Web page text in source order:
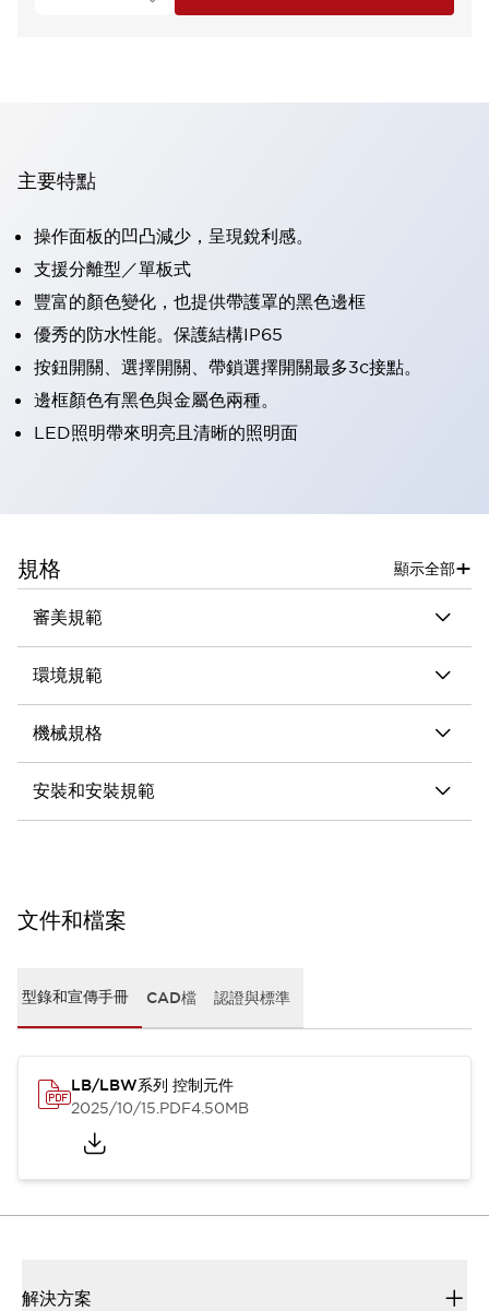
主要特點
操作面板的凹凸減少，呈現銳利感。
支援分離型／單板式
豐富的顏色變化，也提供帶護罩的黑色邊框
優秀的防水性能。保護結構IP65
按鈕開關、選擇開關、帶鎖選擇開關最多3c接點。
邊框顏色有黑色與金屬色兩種。
LED照明帶來明亮且清晰的照明面
規格 顯示全部+
審美規範
環境規範
機械規格
安裝和安裝規範
文件和檔案
型錄和宣傳手冊 CAD檔 認證與標準
LB/LBW系列 控制元件
2025/10/15.PDF4.50MB
解決方案